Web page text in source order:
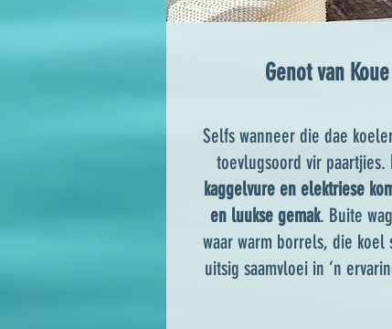
Genot van
Selfs wanneer die dae
toevlugsoord vir paartjies.
kaggelvure en elektriese
en luukse gemak. Buite
waar warm borrels, die koel
uitsig saamvloei in ’n